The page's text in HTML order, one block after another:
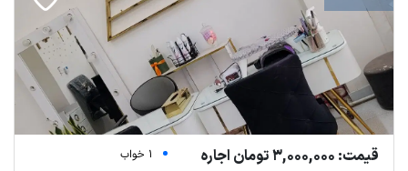
قیمت: 3,000,000 تومان اجاره
1 خواب